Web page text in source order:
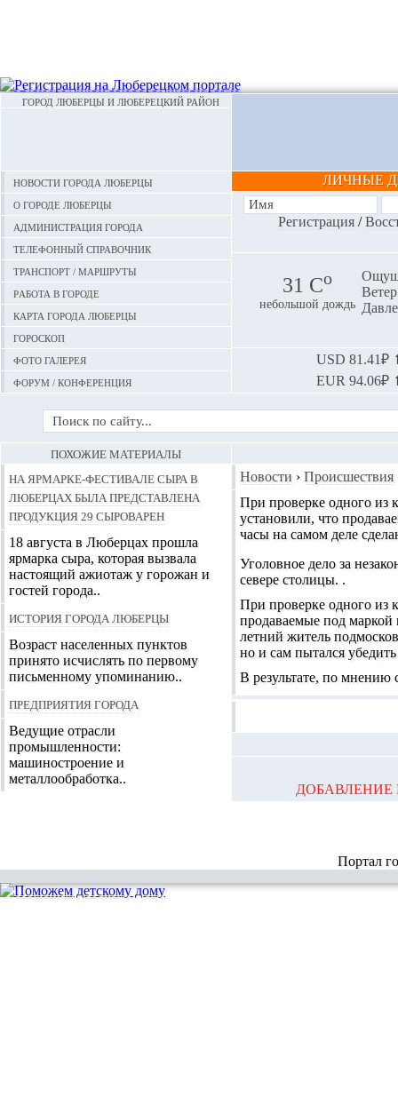
ГОРОД ЛЮБЕРЦЫ И ЛЮБЕРЕЦКИЙ РАЙОН
Новости города Люберцы
О городе Люберцы
Администрация города
Телефонный справочник
Транспорт / маршруты
Работа в городе
Карта города Люберцы
Гороскоп
Фото галерея
Форум / конференция
ЛИЧНЫЕ
Регистрация/
31 Сo
небольшой дождь
USD 81.41₽
EUR 94.06₽
Новости › Происшествия
При проверке одного из
установили, что
часы на самом деле
Уголовное дело за
севере столицы. .
При проверке одного из
продаваемые под маркой
летний житель
но и сам пытался
В результате, по
ДОБАВЛЕНИЕ
ПОХОЖИЕ МАТЕРИАЛЫ
На ярмарке-фестивале сыра в
Люберцах была представлена
продукция 29 сыроварен
18 августа в Люберцах прошла
ярмарка сыра, которая вызвала
настоящий ажиотаж у горожан и
гостей города..
История города Люберцы
Возраст населенных пунктов
принято исчислять по первому
письменному упоминанию..
Предприятия города
Ведущие отрасли
промышленности:
машиностроение и
металлообработка..
Портал